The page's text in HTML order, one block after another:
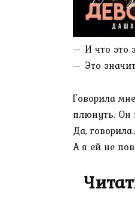
— И что это
— Это
Говорила
плюнуть. Он
Да,
А я ей не